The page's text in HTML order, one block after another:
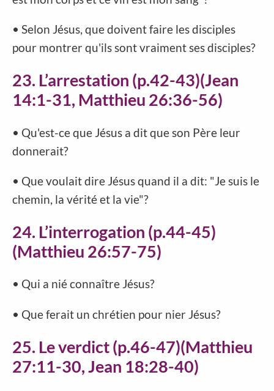
• Selon Jésus, que doivent faire les disciples
pour montrer qu'ils sont vraiment ses disciples?
23. L’arrestation (p.42-43)(Jean
14:1-31, Matthieu 26:36-56)
• Qu'est-ce que Jésus a dit que son Père leur
donnerait?
• Que voulait dire Jésus quand il a dit: "Je suis le
chemin, la vérité et la vie"?
24. L’interrogation (p.44-45)
(Matthieu 26:57-75)
• Qui a nié connaître Jésus?
• Que ferait un chrétien pour nier Jésus?
25. Le verdict (p.46-47)(Matthieu
27:11-30, Jean 18:28-40)